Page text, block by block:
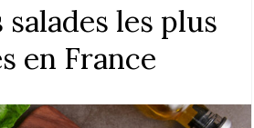
salades les plus
en France